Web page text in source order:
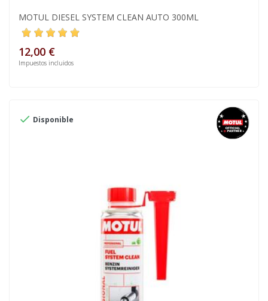
MOTUL DIESEL SYSTEM CLEAN AUTO 300ML
12,00 €
Impuestos incluidos
 Disponible